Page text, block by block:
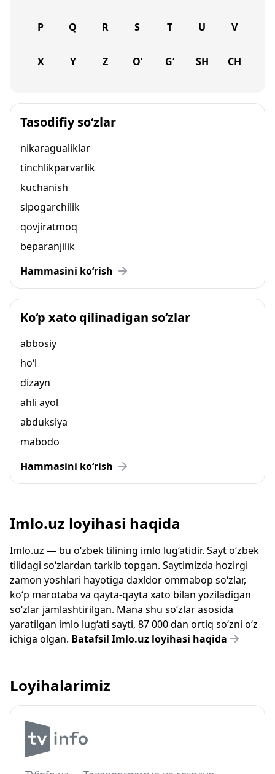
P Q R S T U V
X Y Z O‘ G‘ SH CH
Tasodifiy so‘zlar
nikaragualiklar
tinchlikparvarlik
kuchanish
sipogarchilik
qovjiratmoq
beparanjilik
Hammasini ko‘rish
Ko‘p xato qilinadigan so‘zlar
abbosiy
ho‘l
dizayn
ahli ayol
abduksiya
mabodo
Hammasini ko‘rish
Imlo.uz loyihasi haqida
Imlo.uz — bu o‘zbek tilining imlo lug‘atidir. Sayt o‘zbek
tilidagi so‘zlardan tarkib topgan. Saytimizda hozirgi
zamon yoshlari hayotiga daxldor ommabop so‘zlar,
ko‘p marotaba va qayta-qayta xato bilan yoziladigan
so‘zlar jamlashtirilgan. Mana shu so‘zlar asosida
yaratilgan imlo lug‘ati sayti, 87 000 dan ortiq so‘zni o‘z
ichiga olgan. Batafsil Imlo.uz loyihasi haqida
Loyihalarimiz